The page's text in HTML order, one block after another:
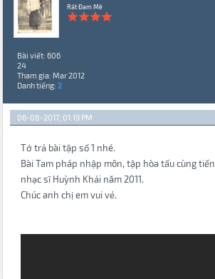
Rất Đam Mê
Bài viết: 606
24
Tham gia: Mar 2012
Danh tiếng: 2
06-08-2017, 01:19 PM
Tớ trả bài tập số 1 nhé.
Bài Tam pháp nhập môn, tập hòa tấu cùng
nhạc sĩ Huỳnh Khải năm 2011.
Chúc anh chị em vui vẻ.